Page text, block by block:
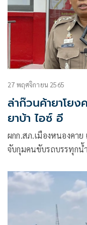
27 พฤศจิกายน 2565
ล่าก๊วนค้ายาโย
ยาบ้า ไอซ์ อี
ผกก.สภ.เมืองหนองคาย
จับกุมคนขับรถบรรทุกน้